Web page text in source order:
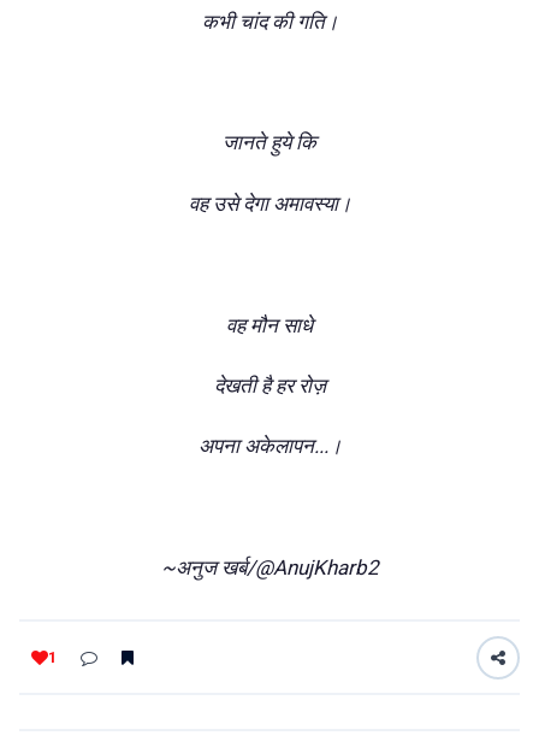
कभी चांद की गति।
जानते हुये कि
वह उसे देगा अमावस्या।
वह मौन साधे
देखती है हर रोज़
अपना अकेलापन...।
~अनुज खर्ब/@AnujKharb2
1